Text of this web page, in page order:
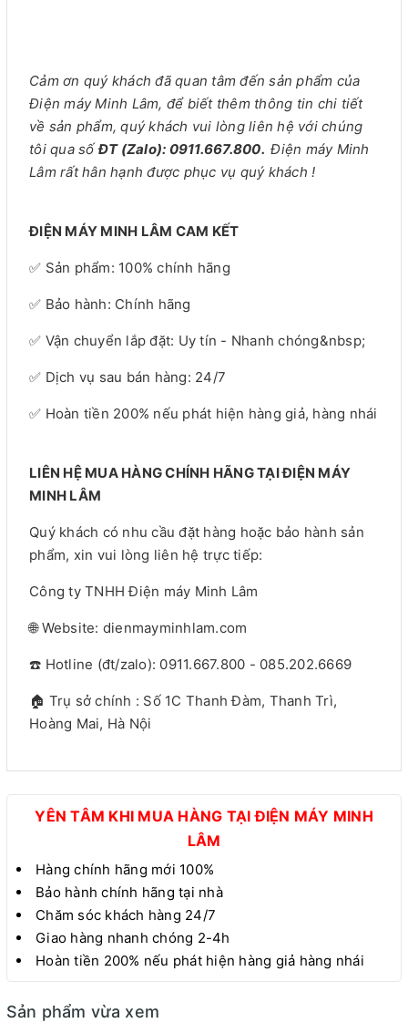
Cảm ơn quý khách đã quan tâm đến sản phẩm của
Điện máy Minh Lâm, để biết thêm thông tin chi tiết
về sản phẩm, quý khách vui lòng liên hệ với chúng
tôi qua sốĐT (Zalo): 0911.667.800. Điện máy Minh
Lâm rất hân hạnh được phục vụ quý khách !
ĐIỆN MÁY MINH LÂM CAM KẾT
✅ Sản phẩm: 100% chính hãng
✅ Bảo hành: Chính hãng
✅ Vận chuyển lắp đặt: Uy tín - Nhanh chóng&nbsp;
✅ Dịch vụ sau bán hàng: 24/7
✅ Hoàn tiền 200% nếu phát hiện hàng giả, hàng nhái
LIÊN HỆ MUA HÀNG CHÍNH HÃNG TẠI ĐIỆN MÁY
MINH LÂM
Quý khách có nhu cầu đặt hàng hoặc bảo hành sản
phẩm, xin vui lòng liên hệ trực tiếp:
Công ty TNHH Điện máy Minh Lâm
🌐 Website: dienmayminhlam.com
☎️ Hotline (đt/zalo): 0911.667.800 - 085.202.6669
🏠 Trụ sở chính : Số 1C Thanh Đàm, Thanh Trì,
Hoàng Mai, Hà Nội
YÊN TÂM KHI MUA HÀNG TẠI ĐIỆN MÁY MINH
LÂM
Hàng chính hãng mới 100%
Bảo hành chính hãng tại nhà
Chăm sóc khách hàng 24/7
Giao hàng nhanh chóng 2-4h
Hoàn tiền 200% nếu phát hiện hàng giả hàng nhái
Sản phẩm vừa xem